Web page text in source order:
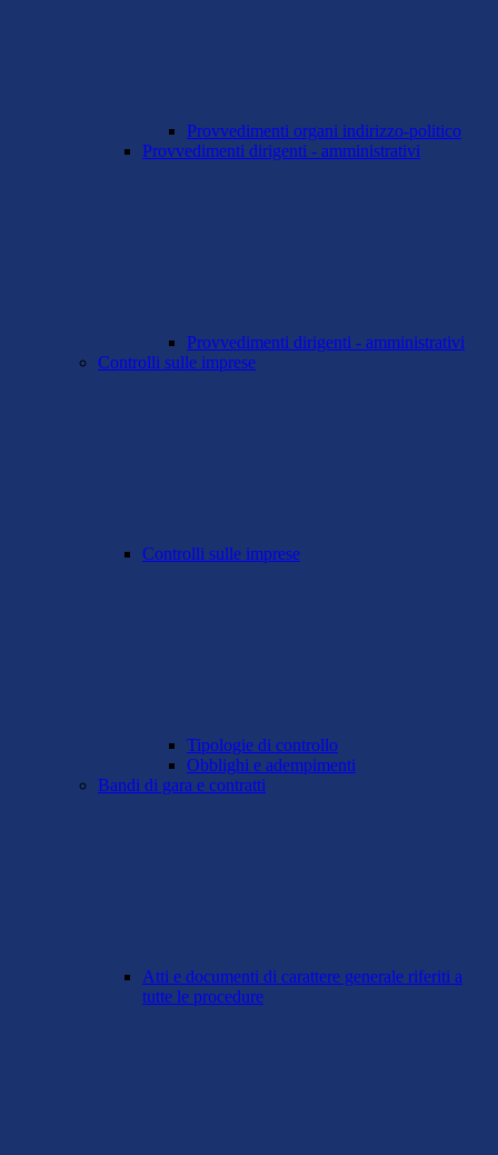
Provvedimenti organi indirizzo-politico
Provvedimenti dirigenti - amministrativi
Provvedimenti dirigenti - amministrativi
Controlli sulle imprese
Controlli sulle imprese
Tipologie di controllo
Obblighi e adempimenti
Bandi di gara e contratti
Atti e documenti di carattere generale riferiti a
tutte le procedure